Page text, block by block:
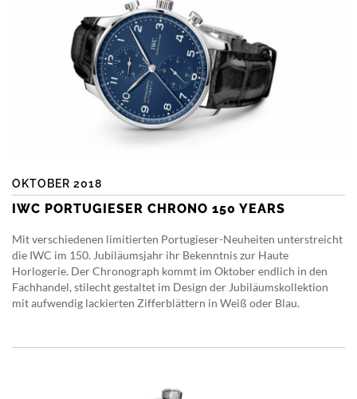
OKTOBER 2018
IWC PORTUGIESER CHRONO 150 YEARS
Mit verschiedenen limitierten Portugieser-Neuheiten unterstreicht
die IWC im 150. Jubiläumsjahr ihr Bekenntnis zur Haute
Horlogerie. Der Chronograph kommt im Oktober endlich in den
Fachhandel, stilecht gestaltet im Design der Jubiläumskollektion
mit aufwendig lackierten Zifferblättern in Weiß oder Blau.